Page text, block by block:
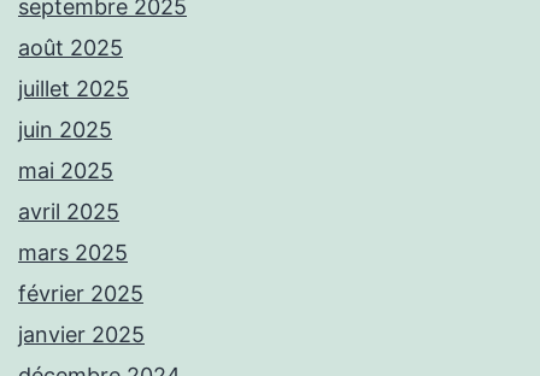
septembre 2025
août 2025
juillet 2025
juin 2025
mai 2025
avril 2025
mars 2025
février 2025
janvier 2025